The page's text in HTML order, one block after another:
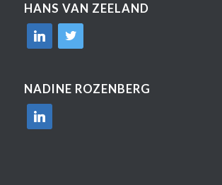
HANS VAN ZEELAND
linkedin
twitter
NADINE ROZENBERG
linkedin